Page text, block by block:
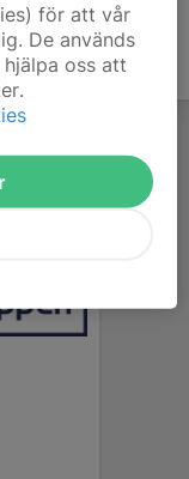
för att vår
De används
oss att